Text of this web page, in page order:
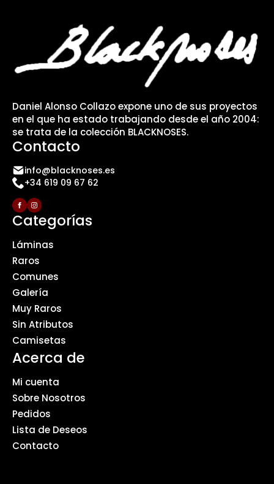
Daniel Alonso Collazo expone uno de sus proyectos
en el que ha estado trabajando desde el año 2004:
se trata de la colección BLACKNOSES.
Contacto
info@blacknoses.es
+34 619 09 67 62
Categorías
Láminas
Raros
Comunes
Galería
Muy Raros
Sin Atributos
Camisetas
Acerca de
Mi cuenta
Sobre Nosotros
Pedidos
Lista de Deseos
Contacto